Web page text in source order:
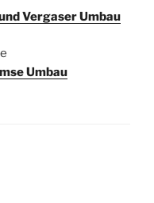
Vergaser Umbau
Umbau